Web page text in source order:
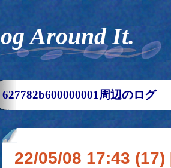
Log Around It.
627782b600000001周辺のログ
22/05/08 17:43 (17)